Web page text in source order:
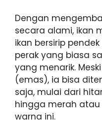
Dengan
secara alami, ikan
ikan bersirip
perak yang biasa
yang menarik.
(emas), ia bisa
saja, mulai dari
hingga merah
warna ini.